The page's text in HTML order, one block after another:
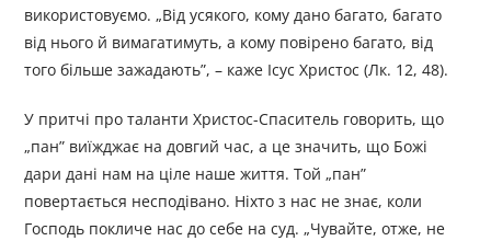
використовуємо. „Від усякого, кому дано багато, багато
від нього й вимагатимуть, а кому повірено багато, від
того більше зажадають”, – каже Ісус Христос (Лк. 12, 48).
У притчі про таланти Христос-Спаситель говорить, що
„пан” виїжджає на довгий час, а це значить, що Божі
дари дані нам на ціле наше життя. Той „пан”
повертається несподівано. Ніхто з нас не знає, коли
Господь покличе нас до себе на суд. „Чувайте, отже, не